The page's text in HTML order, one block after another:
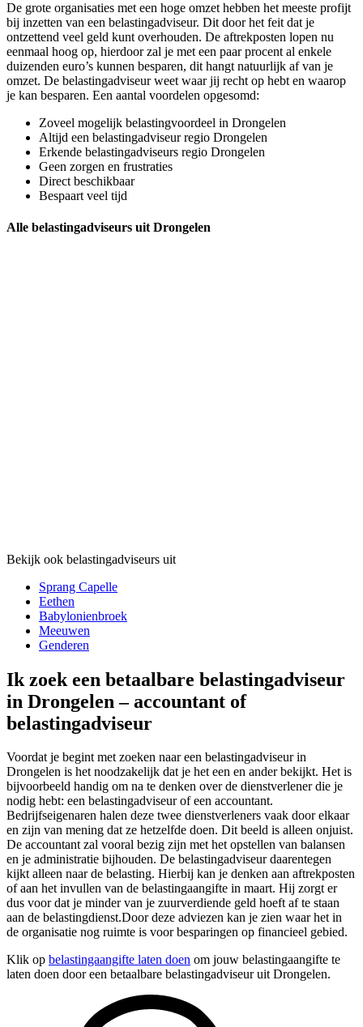
De grote organisaties met een hoge omzet hebben het meeste profijt
bij inzetten van een belastingadviseur. Dit door het feit dat je
ontzettend veel geld kunt overhouden. De aftrekposten lopen nu
eenmaal hoog op, hierdoor zal je met een paar procent al enkele
duizenden euro’s kunnen besparen, dit hangt natuurlijk af van je
omzet. De belastingadviseur weet waar jij recht op hebt en waarop
je kan besparen. Een aantal voordelen opgesomd:
Zoveel mogelijk belastingvoordeel in Drongelen
Altijd een belastingadviseur regio Drongelen
Erkende belastingadviseurs regio Drongelen
Geen zorgen en frustraties
Direct beschikbaar
Bespaart veel tijd
Alle belastingadviseurs uit Drongelen
Bekijk ook belastingadviseurs uit
Sprang Capelle
Eethen
Babylonienbroek
Meeuwen
Genderen
Ik zoek een betaalbare belastingadviseur
in Drongelen – accountant of
belastingadviseur
Voordat je begint met zoeken naar een belastingadviseur in
Drongelen is het noodzakelijk dat je het een en ander bekijkt. Het is
bijvoorbeeld handig om na te denken over de dienstverlener die je
nodig hebt: een belastingadviseur of een accountant.
Bedrijfseigenaren halen deze twee dienstverleners vaak door elkaar
en zijn van mening dat ze hetzelfde doen. Dit beeld is alleen onjuist.
De accountant zal vooral bezig zijn met het opstellen van balansen
en je administratie bijhouden. De belastingadviseur daarentegen
kijkt alleen naar de belasting. Hierbij kan je denken aan aftrekposten
of aan het invullen van de belastingaangifte in maart. Hij zorgt er
dus voor dat je minder van je zuurverdiende geld hoeft af te staan
aan de belastingdienst.Door deze adviezen kan je zien waar het in
de organisatie nog ruimte is voor besparingen op financieel gebied.
Klik op belastingaangifte laten doen om jouw belastingaangifte te
laten doen door een betaalbare belastingadviseur uit Drongelen.